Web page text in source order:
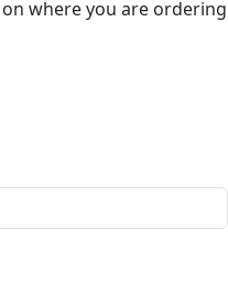
where you are ordering